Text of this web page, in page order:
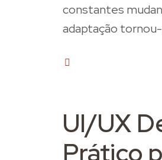
constantes
adaptação
UI/UX
Prático